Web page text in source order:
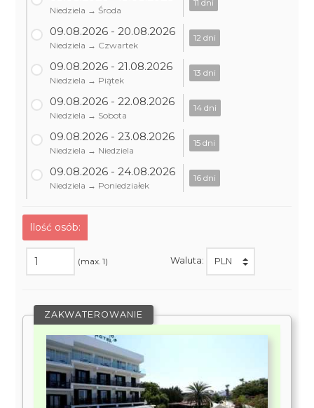
Niedziela → Środa
11 dni
09.08.2026 - 20.08.2026
Niedziela → Czwartek
12 dni
09.08.2026 - 21.08.2026
Niedziela → Piątek
13 dni
09.08.2026 - 22.08.2026
Niedziela → Sobota
14 dni
09.08.2026 - 23.08.2026
Niedziela → Niedziela
15 dni
09.08.2026 - 24.08.2026
Niedziela → Poniedziałek
16 dni
Ilość osób:
(max. 1) Waluta:
ZAKWATEROWANIE